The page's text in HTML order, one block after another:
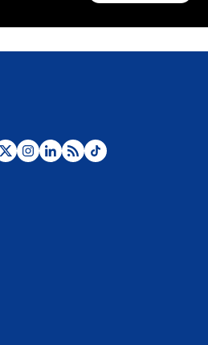
Álvaro Uribe asistirá a la posesión y